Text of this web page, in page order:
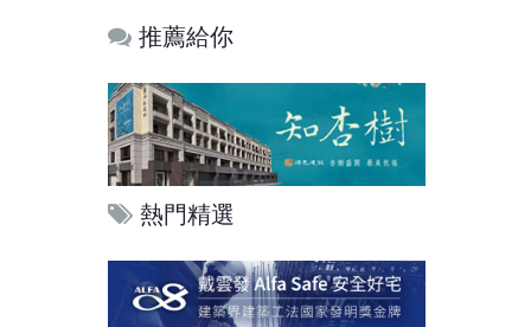
推薦給你
熱門精選